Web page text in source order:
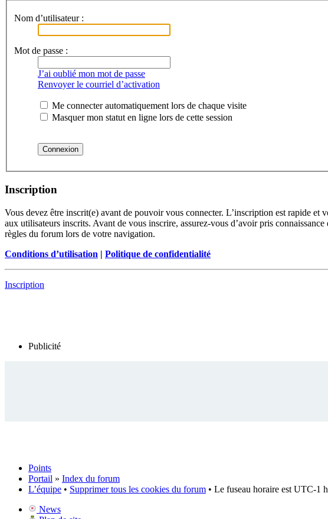
Nom d’utilisateur :
Mot de passe :
J’ai oublié mon mot de passe
Renvoyer le courriel d’activation
Me connecter automatiquement lors de chaque visite
Masquer mon statut en ligne lors de cette session
Inscription
Vous devez être inscrit(e) avant de pouvoir vous connecter. L’inscription est rapide
aux utilisateurs inscrits. Avant de vous inscrire, assurez-vous d’avoir pris
règles du forum lors de votre navigation.
Conditions d’utilisation | Politique de confidentialité
Inscription
Publicité
Points
Portail » Index du forum
L’équipe • Supprimer tous les cookies du forum • Le fuseau horaire est UTC-1
News